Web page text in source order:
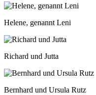
Helene, genannt Leni
Richard und Jutta
Bernhard und Ursula Rutz